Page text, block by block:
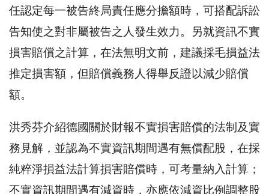
任認定每一被告終局責任應分擔額時，可搭配訴訟
告知使之對非屬被告之人發生效力。另就資訊不實
損害賠償之計算，在法無明文前，建議採毛損益法
推定損害額，但賠償義務人得舉反證以減少賠償
額。
洪秀芬介紹德國關於財報不實損害賠償的法制及實
務見解，並認為不實資訊期間遇有無償配股，在採
純粹淨損益法計算損害賠償時，可考量納入計算；
不實資訊期間遇有減資時，亦應依減資比例調整股